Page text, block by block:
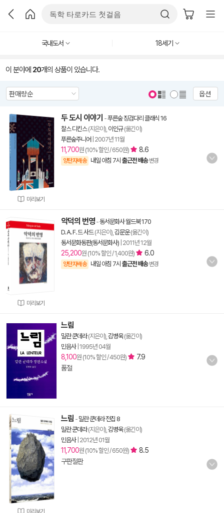
국내도서 18세기
이 분야에 20개의 상품이 있습니다.
옵션
미리보기
두 도시 이야기 -푸른숲 징검다리 클래식 16
찰스 디킨스(지은이), 이인규(옮긴이)
푸른숲주니어 2007년 11월
11,700원 (10% 할인 / 650원) 8.6
양탄자배송 내일 아침 7시 출근전 배송 변경
미리보기
악덕의 번영 -동서문화사 월드북 170
D. A. F. 드 사드(지은이), 김문운(옮긴이)
동서문화동판(동서문화사) 2011년 12월
25,200원 (10% 할인 / 1,400원) 6.0
양탄자배송 내일 아침 7시 출근전 배송 변경
느림
밀란 쿤데라(지은이), 김병욱(옮긴이)
민음사| 1995년 04월
8,100원 (10% 할인 / 450원)
7.9
품절
미리보기
느림 - 밀란 쿤데라 전집 8
밀란 쿤데라(지은이), 김병욱(옮긴이)
민음사| 2012년 01월
11,700원 (10% 할인 / 650원)
8.5
구판절판